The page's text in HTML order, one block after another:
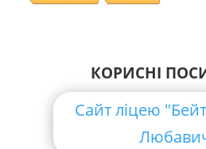
КОРИСНІ
Сайт ліцею